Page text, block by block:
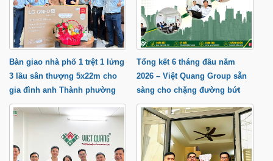
Bàn giao nhà phố 1 trệt 1 lửng
3 lầu sân thượng 5x22m cho
gia đình anh Thành phường
Trung Mỹ Tây
Tổng kết 6 tháng đầu năm
2026 – Việt Quang Group sẵn
sàng cho chặng đường bứt
phá cuối năm